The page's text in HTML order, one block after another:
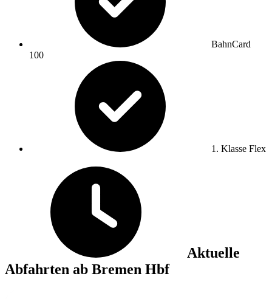
BahnCard
100
1. Klasse Flex
Aktuelle
Abfahrten ab Bremen Hbf